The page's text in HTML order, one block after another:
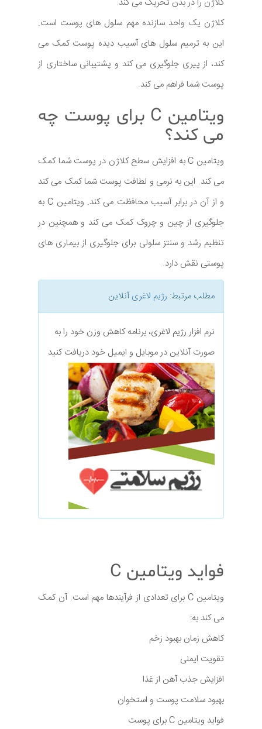
کلاژن یک واحد سازنده مهم سلول های پوست است.
این به ترمیم سلول های آسیب دیده پوست کمک می
کند، از پیری جلوگیری می کند و پشتیبانی ساختاری از
پوست شما فراهم می کند.
ویتامین C برای پوست چه
می کند؟
ویتامین C به افزایش سطح کلاژن در پوست شما کمک
می کند. این به نرمی و لطافت پوست شما کمک می کند
و از آن در برابر آسیب محافظت می کند. ویتامین C به
جلوگیری از چین و چروک کمک می کند و همچنین در
تنظیم رشد و سنتز سلولی برای جلوگیری از بیماری های
پوستی نقش دارد.
مطلب مرتبط: رژیم لاغریآنلاین
نرم افزار رژیم لاغری، برنامه کاهش وزن خود را به
صورت آنلاین در موبایل و ایمیل خود دریافت کنید
فواید ویتامین C
ویتامین C برای تعدادی از فرآیندها مهم است. آن کمک
می کند به:
کاهش زمان بهبود زخم
تقویت ایمنی
افزایش جذب آهن از غذا
بهبود سلامت پوست و استخوان
فواید ویتامین C برای پوست